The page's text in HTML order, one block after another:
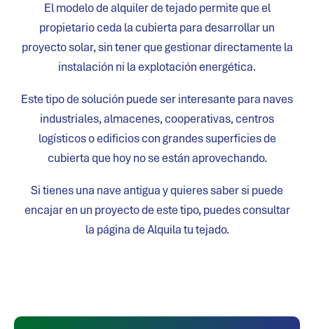
El modelo de alquiler de tejado permite que el
propietario ceda la cubierta para desarrollar un
proyecto solar, sin tener que gestionar directamente la
instalación ni la explotación energética.
Este tipo de solución puede ser interesante para naves
industriales, almacenes, cooperativas, centros
logísticos o edificios con grandes superficies de
cubierta que hoy no se están aprovechando.
Si tienes una nave antigua y quieres saber si puede
encajar en un proyecto de este tipo, puedes consultar
la página deAlquila tu tejado.